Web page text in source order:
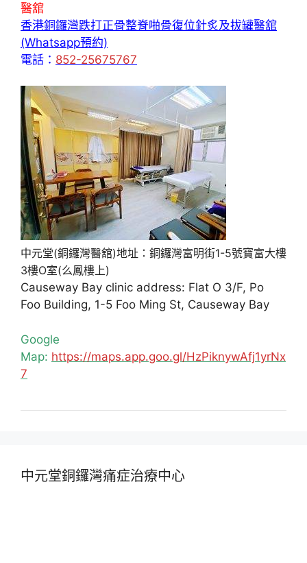
醫舘
香港銅鑼灣跌打正骨整脊啪骨復位針炙及拔罐醫舘
(Whatsapp預約)
電話： 852-25675767
中元堂(銅鑼灣醫舘)地址：銅鑼灣富明街1-5號寶富大樓
3樓O室(么鳳樓上)
Causeway Bay clinic address: Flat O 3/F, Po
Foo Building, 1-5 Foo Ming St, Causeway Bay
Google
Map: https://maps.app.goo.gl/HzPiknywAfj1yrNx
7
中元堂銅鑼灣痛症治療中心